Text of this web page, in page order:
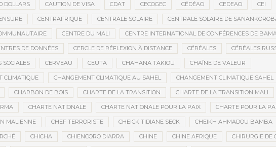
DOLLARS CAUTION DE VISA CDAT CECOGEC CÉDÉAO CEDEAO CEI
CENTRAFRIQUE CENTRALE SOLAIRE CENTRALE SOLAIRE DE
CENTRE DU MALI CENTRE INTERNATIONAL DE CONFÉRENCES DE
DE DONNÉES CERCLE DE RÉFLEXION À DISTANCE CÉRÉALES CÉRÉALES
SOCIALES CERVEAU CEUTA CHAHANA TAKIOU CHAÎNE DE VALEUR
CLIMATIQUE CHANGEMENT CLIMATIQUE AU SAHEL CHANGEMENT CLIMATIQUE SAHEL
CHARBON DE BOIS CHARTE DE LA TRANSITION CHARTE DE LA TRANSITION MALI
CHARTE NATIONALE CHARTE NATIONALE POUR LA PAIX CHARTE POUR LA
MALIENNE CHEF TERRORISTE CHEICK TIDIANE SECK CHEIKH AHMADOU BAMBA
CHICHA CHIENCORO DIARRA CHINE CHINE AFRIQUE CHIRURGIE DE